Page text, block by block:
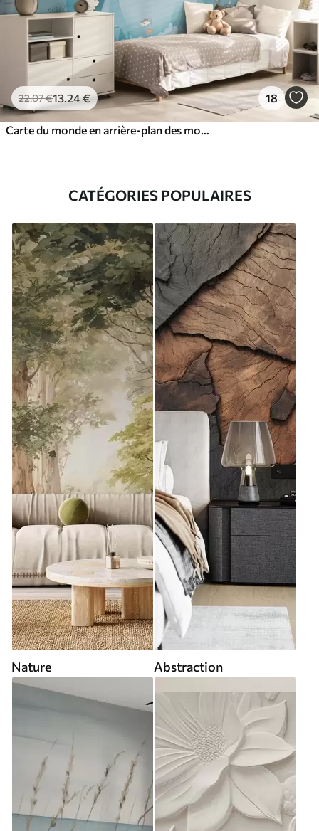
22.07€13 .24€ 18
CATÉGORIES POPULAIRES
Nature Abstraction